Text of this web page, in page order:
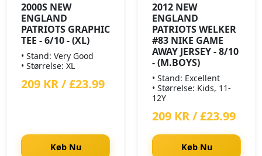
2000S NEW
ENGLAND
PATRIOTS GRAPHIC
TEE - 6/10 - (XL)
• Stand: Very Good
• Størrelse: XL
209 KR / £23.99
Køb Nu
2012 NEW
ENGLAND
PATRIOTS WELKER
#83 NIKE GAME
AWAY JERSEY - 8/10
- (M.BOYS)
• Stand: Excellent
• Størrelse: Kids, 11-
12Y
209 KR / £23.99
Køb Nu